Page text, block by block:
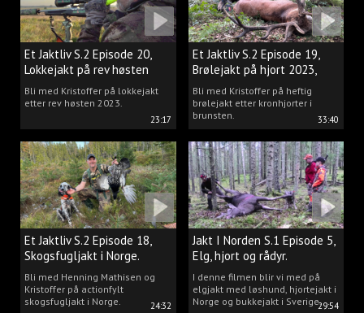
23:17
Et Jaktliv S.2 Episode 20,
Lokkejakt på rev høsten
2023.
Bli med Kristoffer på lokkejakt
etter rev høsten 2023.
33:40
Et Jaktliv S.2 Episode 19,
Brølejakt på hjort 2023,
del.1
Bli med Kristoffer på heftig
brølejakt etter kronhjorter i
brunsten.
24:32
Et Jaktliv S.2 Episode 18,
Skogsfugljakt i Norge.
Bli med Henning Mathisen og
Kristoffer på actionfylt
skogsfugljakt i Norge.
29:54
Jakt I Norden S.1 Episode 5,
Elg, hjort og rådyr.
I denne filmen blir vi med på
elgjakt med løshund, hjortejakt i
Norge og bukkejakt i Sverige.